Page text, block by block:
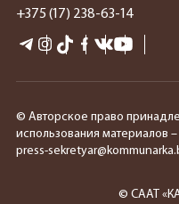
+375 (17) 238-63-14
© Авторское право
использования материалов
press-
© СААТ